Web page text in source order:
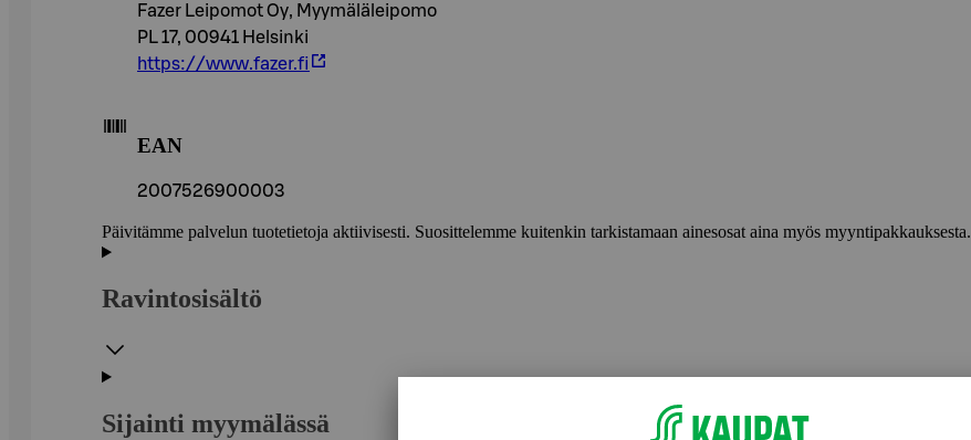
Fazer Leipomot Oy, Myymäläleipomo
PL 17, 00941 Helsinki
https://www.fazer.fi
EAN
2007526900003
Päivitämme palvelun tuotetietoja aktiivisesti. Suosittelemme kuitenkin tarkistamaan ainesosat aina myös myyntipakkauksesta.
Ravintosisältö
Sijainti myymälässä